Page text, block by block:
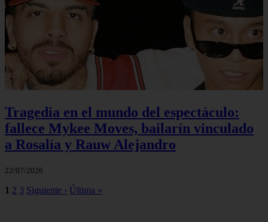
Tragedia en el mundo del espectáculo:
fallece Mykee Moves, bailarín vinculado
a Rosalía y Rauw Alejandro
22/07/2026
1 2 3 Siguiente › Última »